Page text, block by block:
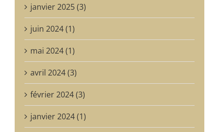
janvier 2025 (3)
juin 2024 (1)
mai 2024 (1)
avril 2024 (3)
février 2024 (3)
janvier 2024 (1)